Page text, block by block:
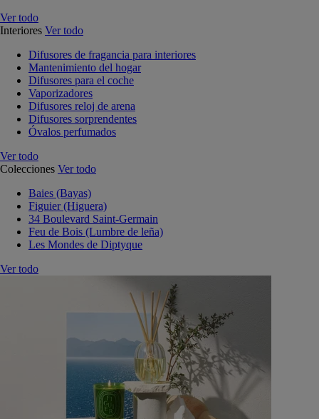
Ver todo
Interiores Ver todo
Difusores de fragancia para interiores
Mantenimiento del hogar
Difusores para el coche
Vaporizadores
Difusores reloj de arena
Difusores sorprendentes
Óvalos perfumados
Ver todo
Colecciones Ver todo
Baies (Bayas)
Figuier (Higuera)
34 Boulevard Saint-Germain
Feu de Bois (Lumbre de leña)
Les Mondes de Diptyque
Ver todo